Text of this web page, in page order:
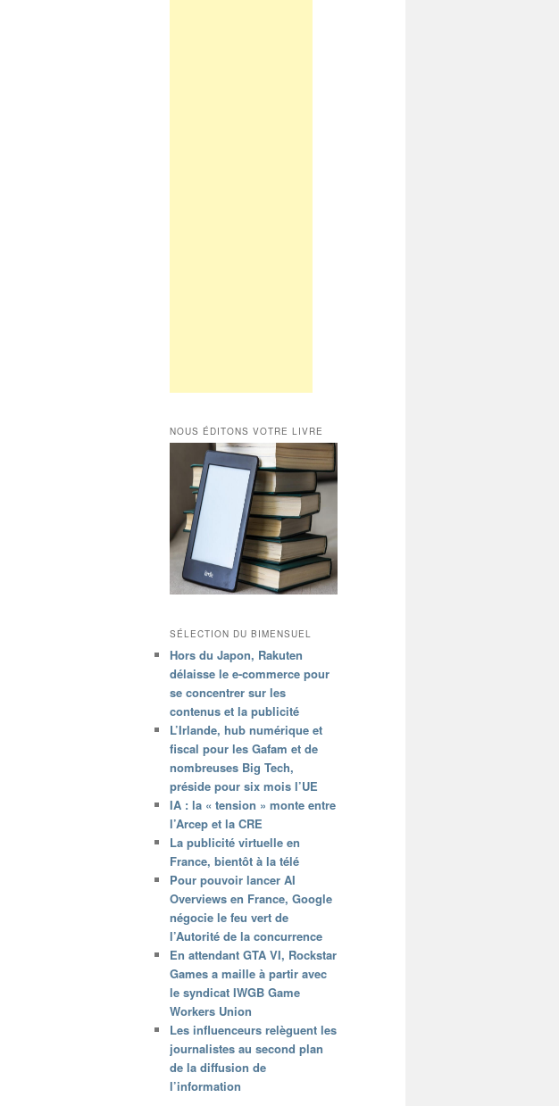
NOUS ÉDITONS VOTRE LIVRE
SÉLECTION DU BIMENSUEL
Hors du Japon, Rakuten
délaisse le e-commerce pour
se concentrer sur les
contenus et la publicité
L’Irlande, hub numérique et
fiscal pour les Gafam et de
nombreuses Big Tech,
préside pour six mois l’UE
IA : la « tension » monte entre
l’Arcep et la CRE
La publicité virtuelle en
France, bientôt à la télé
Pour pouvoir lancer AI
Overviews en France, Google
négocie le feu vert de
l’Autorité de la concurrence
En attendant GTA VI, Rockstar
Games a maille à partir avec
le syndicat IWGB Game
Workers Union
Les influenceurs relèguent les
journalistes au second plan
de la diffusion de
l’information